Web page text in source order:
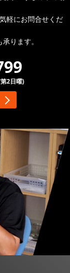
軽にお問合せくだ
ります。
2日曜)